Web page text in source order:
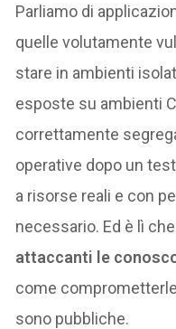
Parliamo di
quelle volutamente
stare in ambienti
esposte su ambienti
correttamente
operative dopo un
a risorse reali e con
necessario. Ed è lì
attaccanti le
come
sono pubbliche.